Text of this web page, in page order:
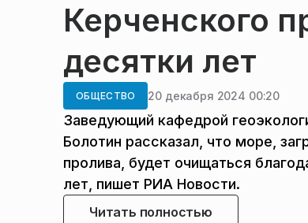
Керченского
десятки лет
ОБЩЕСТВО 20 декабря 2024 00:20
Заведующий кафедрой
Болотин рассказал, что море,
пролива, будет очищаться
лет, пишет РИА Новости.
Читать полностью